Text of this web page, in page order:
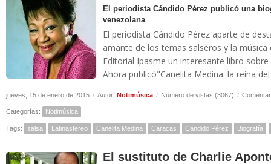
El periodista Cándido Pérez publicó una
venezolana
El periodista Cándido Pérez aparte de
amante de los temas salseros y la
Editorial Ipasme un interesante libro
Ahora publicó"Canelita Medina: la reina
jueves, 15 de enero de 2015 / Autor: Notimúsica / Número de vistas (3067) /
Categorías: Notimúsica
Tags: salsa Latinastereo Canelita Medina Caracas Cándido Pérez Biografía
El sustituto de Charlie